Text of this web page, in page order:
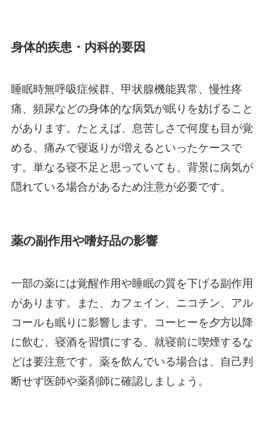
身体的疾患・内科的要因
睡眠時無呼吸症候群、甲状腺機能異常、慢性疼
痛、頻尿などの身体的な病気が眠りを妨げること
があります。たとえば、息苦しさで何度も目が覚
める、痛みで寝返りが増えるといったケースで
す。単なる寝不足と思っていても、背景に病気が
隠れている場合があるため注意が必要です。
薬の副作用や嗜好品の影響
一部の薬には覚醒作用や睡眠の質を下げる副作用
があります。また、カフェイン、ニコチン、アル
コールも眠りに影響します。コーヒーを夕方以降
に飲む、寝酒を習慣にする、就寝前に喫煙するな
どは要注意です。薬を飲んでいる場合は、自己判
断せず医師や薬剤師に確認しましょう。